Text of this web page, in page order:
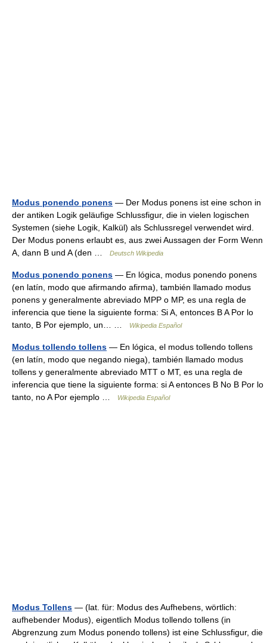
Modus ponendo ponens — Der Modus ponens ist eine schon in
der antiken Logik geläufige Schlussfigur, die in vielen logischen
Systemen (siehe Logik, Kalkül) als Schlussregel verwendet wird.
Der Modus ponens erlaubt es, aus zwei Aussagen der Form Wenn
A, dann B und A (den …
Deutsch Wikipedia
Modus ponendo ponens — En lógica, modus ponendo ponens
(en latín, modo que afirmando afirma), también llamado modus
ponens y generalmente abreviado MPP o MP, es una regla de
inferencia que tiene la siguiente forma: Si A, entonces B A Por lo
tanto, B Por ejemplo, un… …
Wikipedia Español
Modus tollendo tollens — En lógica, el modus tollendo tollens
(en latín, modo que negando niega), también llamado modus
tollens y generalmente abreviado MTT o MT, es una regla de
inferencia que tiene la siguiente forma: si A entonces B No B Por lo
tanto, no A Por ejemplo …
Wikipedia Español
Modus Tollens — (lat. für: Modus des Aufhebens, wörtlich:
aufhebender Modus), eigentlich Modus tollendo tollens (in
Abgrenzung zum Modus ponendo tollens) ist eine Schlussfigur, die